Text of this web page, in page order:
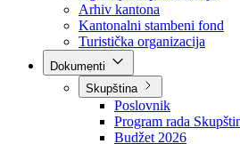
BPK šume
RTV BPK
Agencija za privatizaciju
Arhiv kantona
Kantonalni stambeni fond
Turistička organizacija
Skupština